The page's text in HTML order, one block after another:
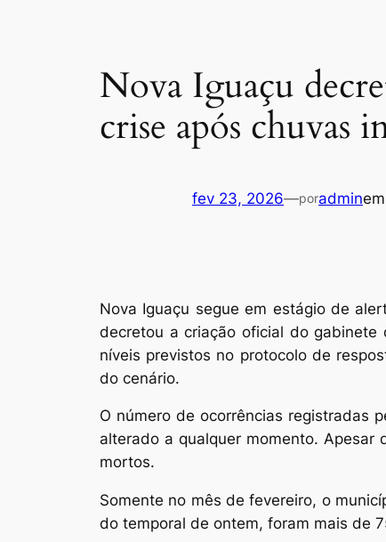
Nova Iguaçu
crise após chuvas
fev 23, 2026—poradminem
Nova Iguaçu segue em estágio de
decretou a criação oficial do
níveis previstos no protocolo de
do cenário.
O número de ocorrências registradas
alterado a qualquer momento.
mortos.
Somente no mês de fevereiro, o
do temporal de ontem, foram mais de